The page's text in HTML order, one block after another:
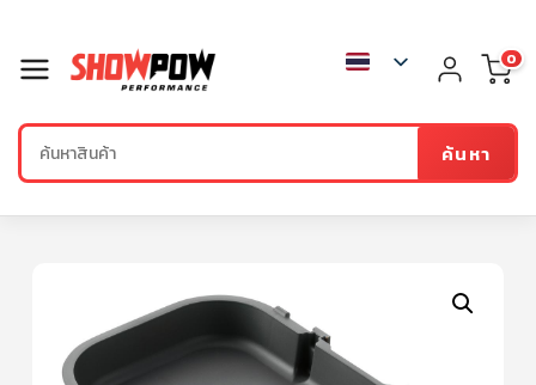
ค้นหา
0